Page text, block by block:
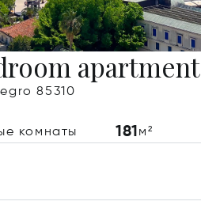
apartment
85310
комнаты 181м²